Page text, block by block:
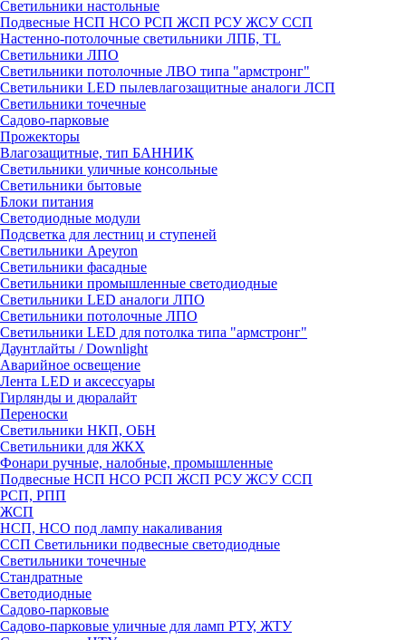
Светильники настольные
Подвесные НСП НСО РСП ЖСП РСУ ЖСУ ССП
Настенно-потолочные светильники ЛПБ, TL
Светильники ЛПО
Светильники потолочные ЛВО типа "армстронг"
Светильники LED пылевлагозащитные аналоги ЛСП
Светильники точечные
Садово-парковые
Прожекторы
Влагозащитные, тип БАННИК
Светильники уличные консольные
Светильники бытовые
Блоки питания
Светодиодные модули
Подсветка для лестниц и ступеней
Светильники Apeyron
Светильники фасадные
Светильники промышленные светодиодные
Светильники LED аналоги ЛПО
Светильники потолочные ЛПО
Светильники LED для потолка типа "армстронг"
Даунтлайты / Downlight
Аварийное освещение
Лента LED и аксессуары
Гирлянды и дюралайт
Переноски
Светильники НКП, ОБН
Светильники для ЖКХ
Фонари ручные, налобные, промышленные
Подвесные НСП НСО РСП ЖСП РСУ ЖСУ ССП
РСП, РПП
ЖСП
НСП, НСО под лампу накаливания
ССП Светильники подвесные светодиодные
Светильники точечные
Стандратные
Светодиодные
Садово-парковые
Садово-парковые уличные для ламп РТУ, ЖТУ